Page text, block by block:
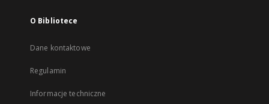
O Bibliotece
Dane kontaktowe
Regulamin
Informacje techniczne